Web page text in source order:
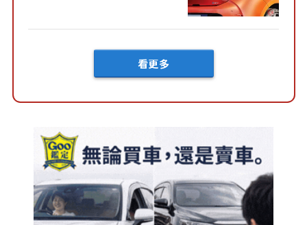
看更多